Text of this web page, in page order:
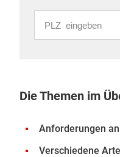
Die Themen im
Anforderungen
Verschiedene